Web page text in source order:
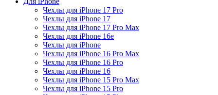
Чехлы для iPhone 17 Pro
Чехлы для iPhone 17
Чехлы для iPhone 17 Pro Max
Чехлы для iPhone 16e
Чехлы для iPhone
Чехлы для iPhone 16 Pro Max
Чехлы для iPhone 16 Pro
Чехлы для iPhone 16
Чехлы для iPhone 15 Pro Max
Чехлы для iPhone 15 Pro